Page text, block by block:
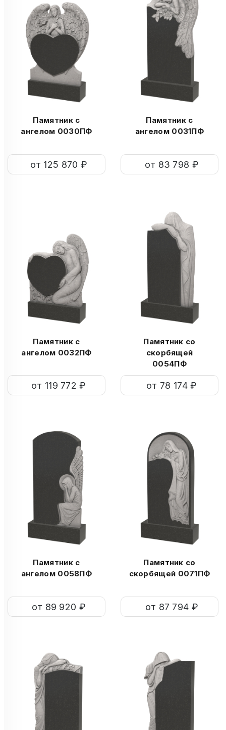
Памятник с
ангелом 0030ПФ
от 125 870 ₽
Памятник с
ангелом 0031ПФ
от 83 798 ₽
Памятник с
ангелом 0032ПФ
от 119 772 ₽
Памятник со
скорбящей
0054ПФ
от 78 174 ₽
Памятник с
ангелом 0058ПФ
от 89 920 ₽
Памятник со
скорбящей 0071ПФ
от 87 794 ₽